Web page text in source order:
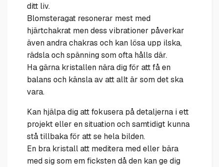
ditt liv.
Blomsteragat resonerar mest med
hjärtchakrat men dess vibrationer påverkar
även andra chakras och kan lösa upp ilska,
rädsla och spänning som ofta hålls där.
Ha gärna kristallen nära dig för att få en
balans och känsla av att allt är som det ska
vara.
Kan hjälpa dig att fokusera på detaljerna i ett
projekt eller en situation och samtidigt kunna
stå tillbaka för att se hela bilden.
En bra kristall att meditera med eller bära
med sig som em ficksten då den kan ge dig